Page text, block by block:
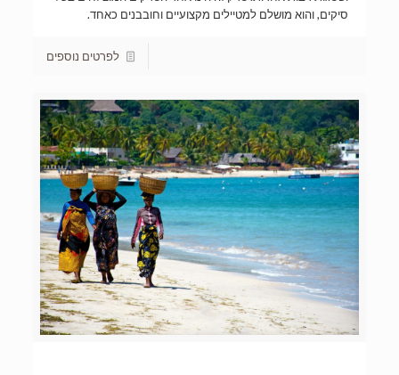
סיקים, והוא מושלם למטיילים מקצועיים וחובבנים כאחד.
לפרטים נוספים